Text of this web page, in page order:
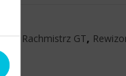
Rachmistrz GT,